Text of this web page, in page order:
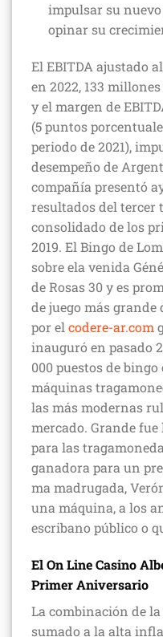
impulsar su
opinar su
El EBITDA ajustado
en 2022, 133
y el margen de
(5 puntos
periodo de 2021),
desempeño de
compañía presentó
resultados del tercer
consolidado de los
2019. El Bingo de
sobre ela venida
de Rosas 30 y es
de juego más grande
por elcodere-ar.com
inauguró en pasado
000 puestos de
máquinas
las más modernas
mercado. Grande
para las
ganadora para un
ma madrugada,
una máquina, a los
escribano público o
El On Line Casino
Primer Aniversario
La combinación de
sumado a la alta